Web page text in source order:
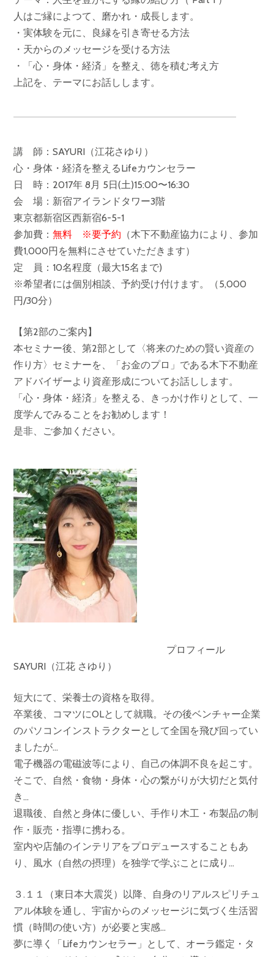
人はご縁によつて、磨かれ・成長します。
・実体験を元に、良縁を引き寄せる方法
・天からのメッセージを受ける方法
・「心・身体・経済」を整え、徳を積む考え方
上記を、テーマにお話しします。
講 師：SAYURI（江花さゆり）
心・身体・経済を整えるLifeカウンセラー
日 時：2017年 8月 5日(土)15:00〜16:30
会 場：新宿アイランドタワー3階
東京都新宿区西新宿6-5-1
参加費： 無料 ※要予約 （木下不動産協力により、参加
費1,000円を無料にさせていただきます）
定 員：10名程度（最大15名まで)
※希望者には個別相談、予約受け付けます。（5,000
円/30分）
【第2部のご案内】
本セミナー後、第2部として〈将来のための賢い資産の
作り方〉セミナーを、「お金のプロ」である木下不動産
アドバイザーより資産形成についてお話しします。
「心・身体・経済」を整える、きっかけ作りとして、一
度学んでみることをお勧めします！
是非、ご参加ください。
プロフィール
SAYURI（江花 さゆり）
短大にて、栄養士の資格を取得。
卒業後、コマツにOLとして就職。その後ベンチャー企業
のパソコンインストラクターとして全国を飛び回ってい
ましたが…
電子機器の電磁波等により、自己の体調不良を起こす。
そこで、自然・食物・身体・心の繋がりが大切だと気付
き…
退職後、自然と身体に優しい、手作り木工・布製品の制
作・販売・指導に携わる。
室内や店舗のインテリアをプロデュースすることもあ
り、風水（自然の摂理）を独学で学ぶことに成り…
３.１１（東日本大震災）以降、自身のリアルスピリチュ
アル体験を通し、宇宙からのメッセージに気づく生活習
慣（時間の使い方）が必要と実感…
夢に導く「Lifeカウンセラー」として、オーラ鑑定・タ